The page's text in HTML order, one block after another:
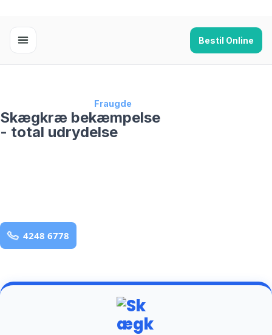
Bestil Online
Fraugde
Skægkræ bekæmpelse
- total udrydelse